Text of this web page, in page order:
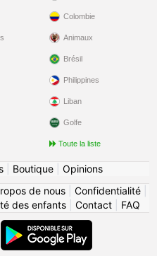
Colombie
Animaux
Brésil
Philippines
Liban
Golfe
Toute la liste
| Boutique| Opinions
de nous Confidentialité
des enfants| Contact| FAQ